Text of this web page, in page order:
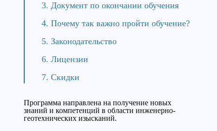
Документ по окончании обучения
Почему так важно пройти обучение?
Законодательство
Лицензии
Скидки
Программа направлена на получение новых
знаний и компетенций в области инженерно-
геотехнических изысканий.